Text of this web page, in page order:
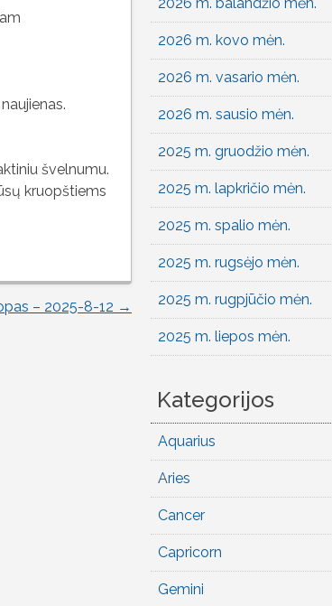
švelnumu.
kruopštiems
– 2025-8-12 →
2026 m. kovo mėn.
2026 m. vasario mėn.
2026 m. sausio mėn.
2025 m. gruodžio mėn.
2025 m. lapkričio mėn.
2025 m. spalio mėn.
2025 m. rugsėjo mėn.
2025 m. rugpjūčio mėn.
2025 m. liepos mėn.
Kategorijos
Aquarius
Aries
Cancer
Capricorn
Gemini